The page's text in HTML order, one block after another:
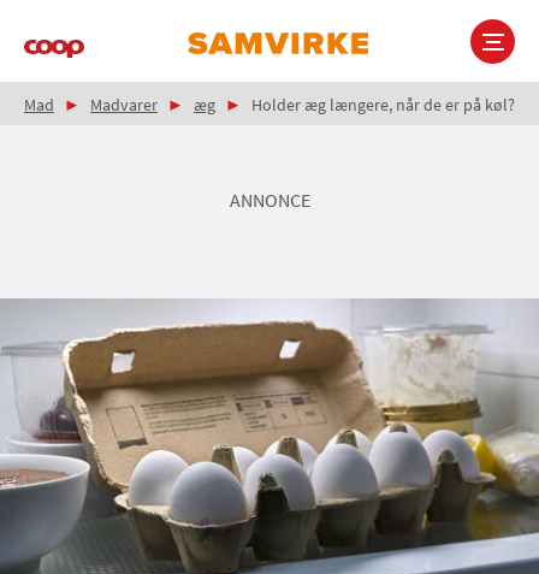
Main
Brødkrumme
Mad Madvarer æg Holder æg længere, når de er på køl?
ANNONCE